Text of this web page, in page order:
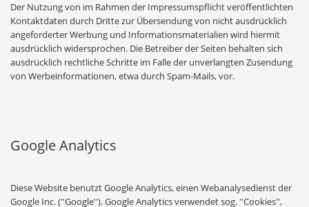
Der Nutzung von im Rahmen der Impressumspflicht veröffentlichten
Kontaktdaten durch Dritte zur Übersendung von nicht ausdrücklich
angeforderter Werbung und Informationsmaterialien wird hiermit
ausdrücklich widersprochen. Die Betreiber der Seiten behalten sich
ausdrücklich rechtliche Schritte im Falle der unverlangten Zusendung
von Werbeinformationen, etwa durch Spam-Mails, vor.
Google Analytics
Diese Website benutzt Google Analytics, einen Webanalysedienst der
Google Inc. (''Google''). Google Analytics verwendet sog. ''Cookies'',